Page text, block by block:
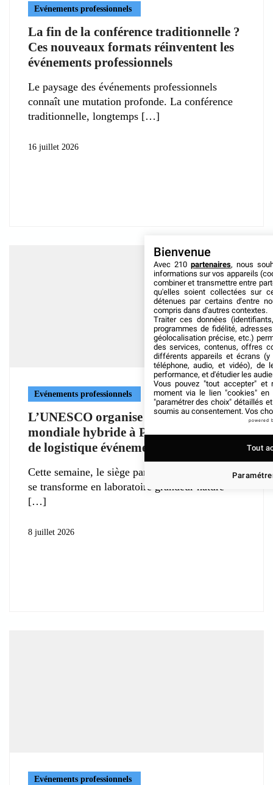
Evénements professionnels
La fin de la conférence traditionnelle ?
Ces nouveaux formats réinventent les
événements professionnels
Le paysage des événements professionnels
connaît une mutation profonde. La conférence
traditionnelle, longtemps
16 juillet 2026
Evénements professionnels
L’UNESCO organise une conférence
mondiale hybride à Paris : une leçon
de logistique événementielle
Cette semaine, le siège parisien de l’UNESCO
se transforme en laboratoire grandeur nature
8 juillet 2026
Evénements professionnels
Bienvenue
Avec 210 partenaires, nous
informations sur vos appareils
combiner et transmettre entre
qu'elles soient collectées sur
détenues par certains d'entre
compris dans d'autres contextes.
Traiter ces données
programmes de fidélité,
géolocalisation précise, etc.)
des services, contenus, offres
différents appareils et écrans (y
téléphone, audio, et vidéo), de
performance, et d'étudier les
Vous pouvez "tout accepter" et
moment via le lien "cookies" en
"paramétrer des choix" détaillés
soumis au consentement. Vos
powered
Tout